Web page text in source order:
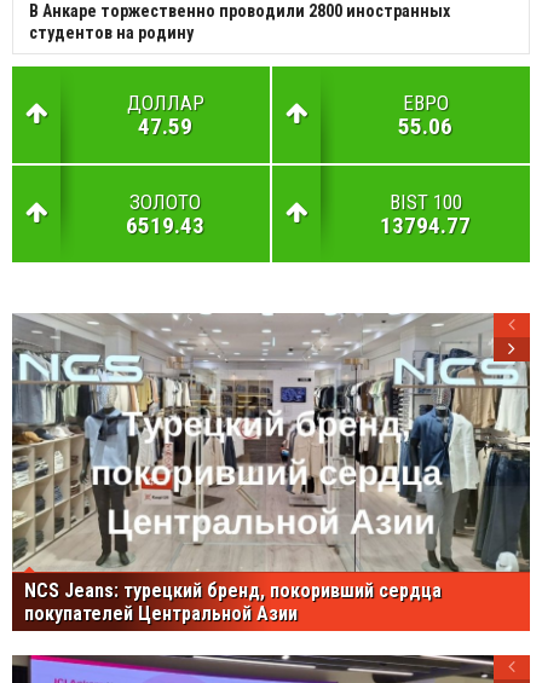
В Анкаре торжественно проводили 2800 иностранных
студентов на родину
ДОЛЛАР
47.59
ЕВРО
55.06
ЗОЛОТО
6519.43
BIST 100
13794.77
NCS Jeans: турецкий бренд, покоривший сердца
покупателей Центральной Азии